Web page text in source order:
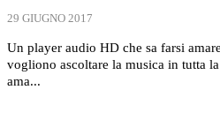
29 GIUGNO 2017
Un player audio HD che sa farsi
vogliono ascoltare la musica in tutta
ama...